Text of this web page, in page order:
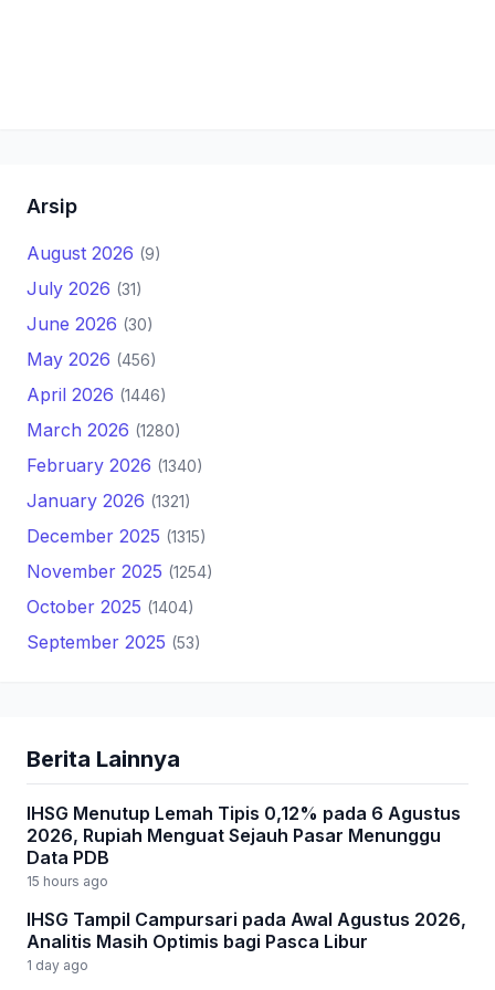
Arsip
August 2026 (9)
July 2026 (31)
June 2026 (30)
May 2026 (456)
April 2026 (1446)
March 2026 (1280)
February 2026 (1340)
January 2026 (1321)
December 2025 (1315)
November 2025 (1254)
October 2025 (1404)
September 2025 (53)
Berita Lainnya
IHSG Menutup Lemah Tipis 0,12% pada 6 Agustus
2026, Rupiah Menguat Sejauh Pasar Menunggu
Data PDB
15 hours ago
IHSG Tampil Campursari pada Awal Agustus 2026,
Analitis Masih Optimis bagi Pasca Libur
1 day ago